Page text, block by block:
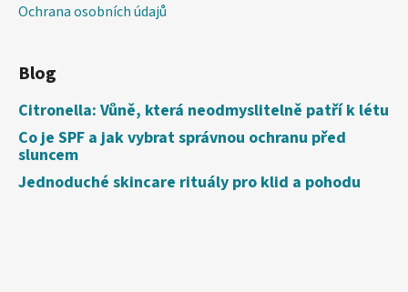
Ochrana osobních údajů
Blog
Citronella: Vůně, která neodmyslitelně patří k létu
Co je SPF a jak vybrat správnou ochranu před
sluncem
Jednoduché skincare rituály pro klid a pohodu